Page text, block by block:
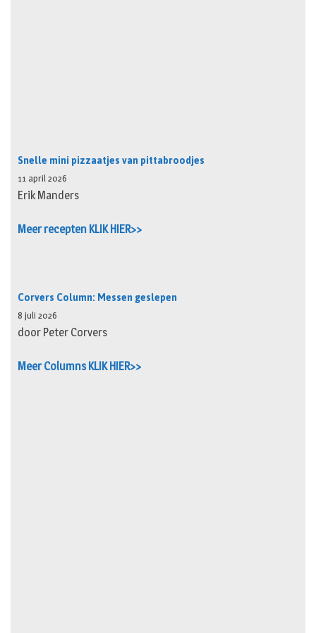
Snelle mini pizzaatjes van pittabroodjes
11 april 2026
Erik Manders
Meer recepten KLIK HIER>>
Corvers Column: Messen geslepen
8 juli 2026
door Peter Corvers
Meer Columns KLIK HIER>>